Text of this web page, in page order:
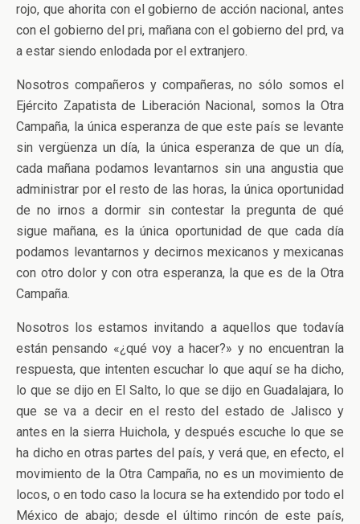
rojo, que ahorita con el gobierno de acción nacional, antes
con el gobierno del pri, mañana con el gobierno del prd, va
a estar siendo enlodada por el extranjero.
Nosotros compañeros y compañeras, no sólo somos el
Ejército Zapatista de Liberación Nacional, somos la Otra
Campaña, la única esperanza de que este país se levante
sin vergüenza un día, la única esperanza de que un día,
cada mañana podamos levantarnos sin una angustia que
administrar por el resto de las horas, la única oportunidad
de no irnos a dormir sin contestar la pregunta de qué
sigue mañana, es la única oportunidad de que cada día
podamos levantarnos y decirnos mexicanos y mexicanas
con otro dolor y con otra esperanza, la que es de la Otra
Campaña.
Nosotros los estamos invitando a aquellos que todavía
están pensando «¿qué voy a hacer?» y no encuentran la
respuesta, que intenten escuchar lo que aquí se ha dicho,
lo que se dijo en El Salto, lo que se dijo en Guadalajara, lo
que se va a decir en el resto del estado de Jalisco y
antes en la sierra Huichola, y después escuche lo que se
ha dicho en otras partes del país, y verá que, en efecto, el
movimiento de la Otra Campaña, no es un movimiento de
locos, o en todo caso la locura se ha extendido por todo el
México de abajo; desde el último rincón de este país,